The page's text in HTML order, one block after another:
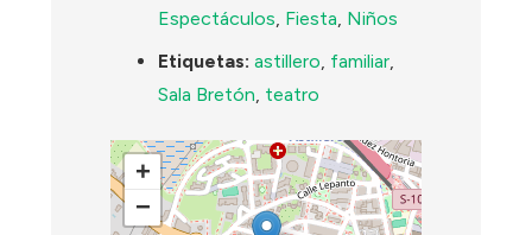
Espectáculos, Fiesta, Niños
Etiquetas: astillero, familiar,
Sala Bretón, teatro
+
−